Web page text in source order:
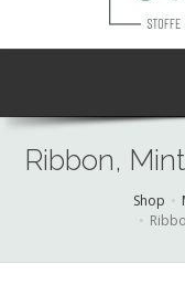
Ribbon,
Shop